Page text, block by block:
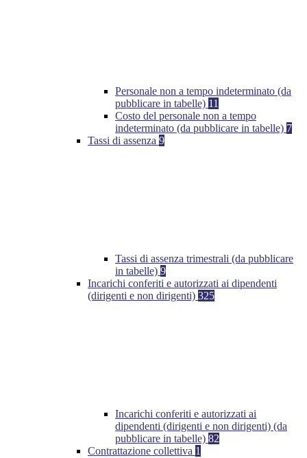
Personale non a tempo indeterminato (da
pubblicare in tabelle) 11
Costo del personale non a tempo
indeterminato (da pubblicare in tabelle) 7
Tassi di assenza 9
Tassi di assenza trimestrali (da pubblicare
in tabelle) 9
Incarichi conferiti e autorizzati ai dipendenti
(dirigenti e non dirigenti) 325
Incarichi conferiti e autorizzati ai
dipendenti (dirigenti e non dirigenti) (da
pubblicare in tabelle) 82
Contrattazione collettiva 1